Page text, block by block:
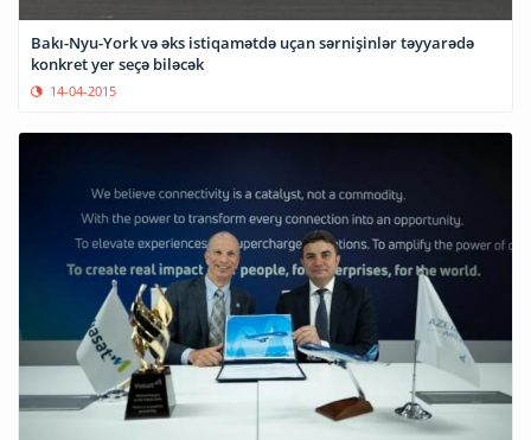
Bakı-Nyu-York və əks istiqamətdə uçan sərnişinlər təyyarədə
konkret yer seçə biləcək
14-04-2015